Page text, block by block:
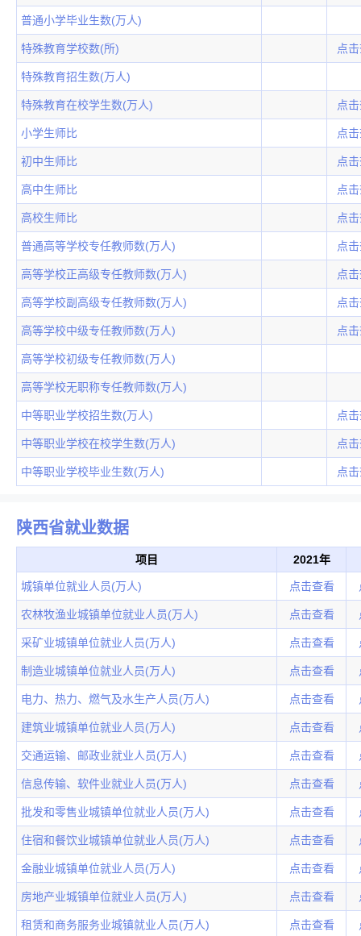
普通小学毕业生数(万人)
特殊教育学校数(所) 点
特殊教育招生数(万人)
特殊教育在校学生数(万人) 点
小学生师比 点
初中生师比 点
高中生师比 点
高校生师比 点
普通高等学校专任教师数(万人) 点
高等学校正高级专任教师数(万人) 点
高等学校副高级专任教师数(万人) 点
高等学校中级专任教师数(万人) 点
高等学校初级专任教师数(万人)
高等学校无职称专任教师数(万人)
中等职业学校招生数(万人) 点
中等职业学校在校学生数(万人) 点
中等职业学校毕业生数(万人) 点
陕西省就业数据
项目 2021年
城镇单位就业人员(万人) 点击查看
农林牧渔业城镇单位就业人员(万人) 点击查看
采矿业城镇单位就业人员(万人) 点击查看
制造业城镇单位就业人员(万人) 点击查看
电力、热力、燃气及水生产人员(万人) 点击查看
建筑业城镇单位就业人员(万人) 点击查看
交通运输、邮政业就业人员(万人) 点击查看
信息传输、软件业就业人员(万人) 点击查看
批发和零售业城镇单位就业人员(万人) 点击查看
住宿和餐饮业城镇单位就业人员(万人) 点击查看
金融业城镇单位就业人员(万人) 点击查看
房地产业城镇单位就业人员(万人) 点击查看
租赁和商务服务业城镇就业人员(万人) 点击查看